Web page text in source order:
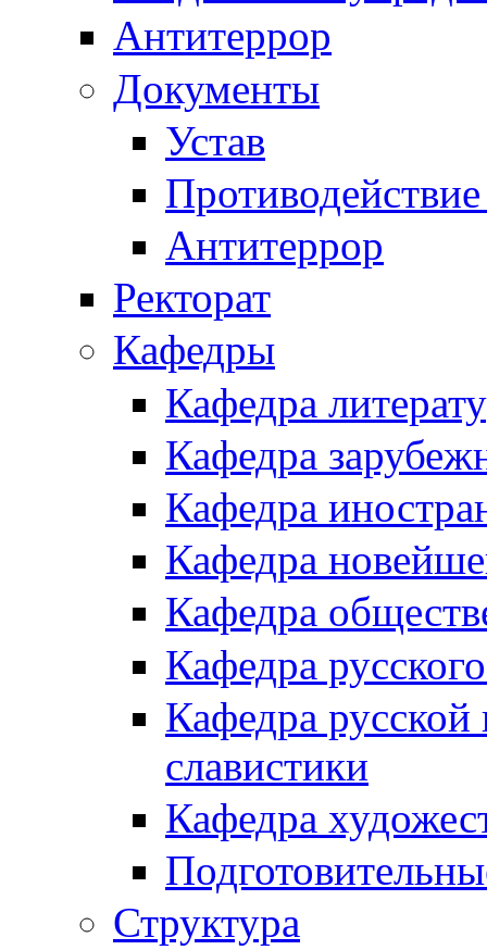
Антитеррор
Документы
Устав
Антитеррор
Ректорат
Кафедры
Кафедра
Кафедра
Кафедра
Кафедра
Кафедра
Кафедра
Кафедра русской
славистики
Кафедра
Структура